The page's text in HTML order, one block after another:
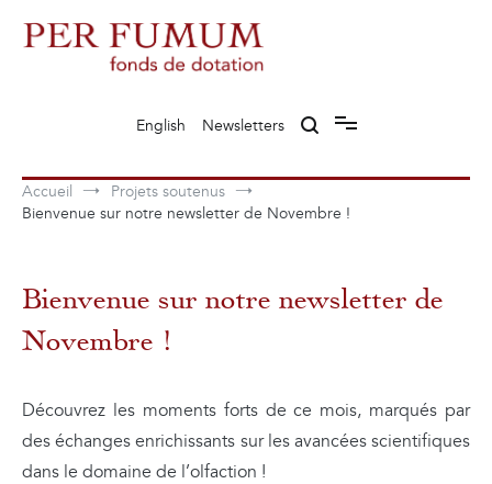
contenu
English
Newsletters
Accueil
Projets soutenus
Bienvenue sur notre newsletter de Novembre !
Bienvenue sur notre newsletter de
Novembre !
Découvrez les moments forts de ce mois, marqués par
des échanges enrichissants sur les avancées scientifiques
dans le domaine de l’olfaction !